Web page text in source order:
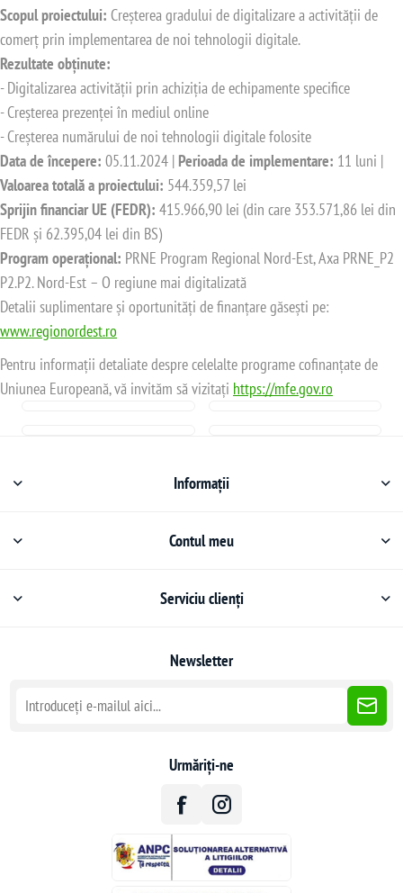
Scopul proiectului: Creșterea gradului de digitalizare a activității de
comerț prin implementarea de noi tehnologii digitale.
Rezultate obținute:
- Digitalizarea activității prin achiziția de echipamente specifice
- Creșterea prezenței în mediul online
- Creșterea numărului de noi tehnologii digitale folosite
Data de începere: 05.11.2024 | Perioada de implementare: 11 luni |
Valoarea totală a proiectului: 544.359,57 lei
Sprijin financiar UE (FEDR): 415.966,90 lei (din care 353.571,86 lei din
FEDR și 62.395,04 lei din BS)
Program operațional: PRNE Program Regional Nord-Est, Axa PRNE_P2
P2.P2. Nord-Est – O regiune mai digitalizată
Detalii suplimentare și oportunități de finanțare găsești pe:
www.regionordest.ro
Pentru informații detaliate despre celelalte programe cofinanțate de
Uniunea Europeană, vă invităm să vizitați https://mfe.gov.ro
Informații
Contul meu
Serviciu clienți
Newsletter
Urmăriți-ne